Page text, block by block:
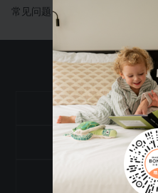
常见问题
访问其他品
艾迪
丽思卡
瑞吉